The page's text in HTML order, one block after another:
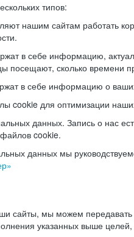
типов:
нашим сайтам работать
в себе информацию,
посещают, сколько времени
в себе информацию о
для оптимизации
данных. Запись о нас
cookie.
данных мы
сайты, мы можем
указанных выше